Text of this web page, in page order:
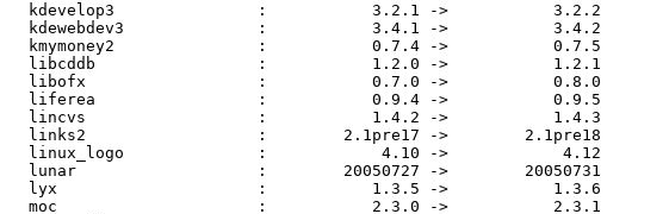
  kdevelop3               :           3.2.1 ->           3.2.2
  kdewebdev3              :           3.4.1 ->           3.4.2
  kmymoney2               :           0.7.4 ->           0.7.5
  libcddb                 :           1.2.0 ->           1.2.1
  libofx                  :           0.7.0 ->           0.8.0
  liferea                 :           0.9.4 ->           0.9.5
  lincvs                  :           1.4.2 ->           1.4.3
  links2                  :        2.1pre17 ->        2.1pre18
  linux_logo              :            4.10 ->            4.12
  lunar                   :        20050727 ->        20050731
  lyx                     :           1.3.5 ->           1.3.6
  moc                     :           2.3.0 ->           2.3.1